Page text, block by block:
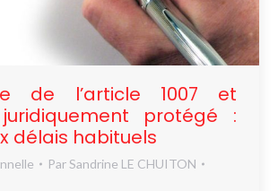
de l’article 1007 et
protégé :
délais habituels
ParSandrine LE CHUITON